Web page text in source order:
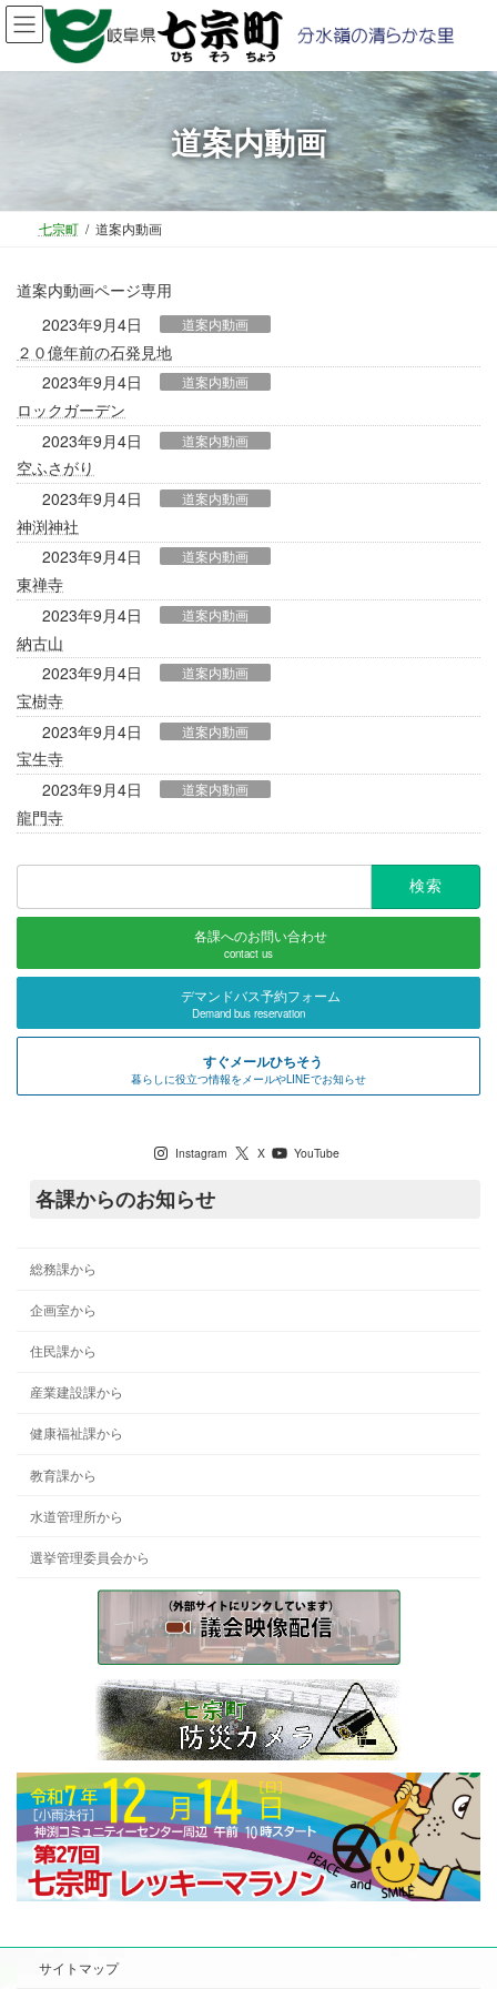
コ
ン
ナ
ビ
道案内動画
七宗町 道案内動画
道案内動画ページ専用
2023年9月4日
道案内動画
２０億年前の石発見地
2023年9月4日
道案内動画
ロックガーデン
2023年9月4日
道案内動画
空ふさがり
2023年9月4日
道案内動画
神渕神社
2023年9月4日
道案内動画
東禅寺
2023年9月4日
道案内動画
納古山
2023年9月4日
道案内動画
宝樹寺
2023年9月4日
道案内動画
宝生寺
2023年9月4日
道案内動画
龍門寺
検
各課へのお問い合わせ
contact us
デマンドバス予約フォーム
Demand bus reservation
すぐメールひちそう
暮らしに役立つ情報をメールやLINEでお知らせ
Instagram X YouTube
各課からのお知らせ
総務課から
企画室から
住民課から
産業建設課から
健康福祉課から
教育課から
水道管理所から
選挙管理委員会から
サイトマップ